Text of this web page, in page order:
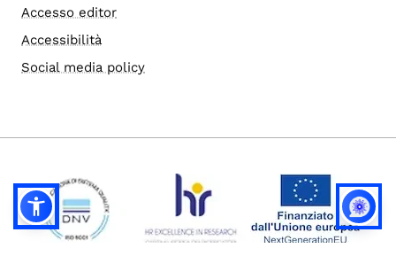
Accesso editor
Accessibilità
Social media policy